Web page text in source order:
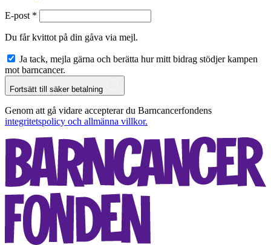
E-post *
Du får kvittot på din gåva via mejl.
Ja tack, mejla gärna och berätta hur mitt bidrag stödjer kampen
mot barncancer.
Fortsätt till säker betalning
Genom att gå vidare accepterar du Barncancerfondens
integritetspolicy och allmänna villkor.